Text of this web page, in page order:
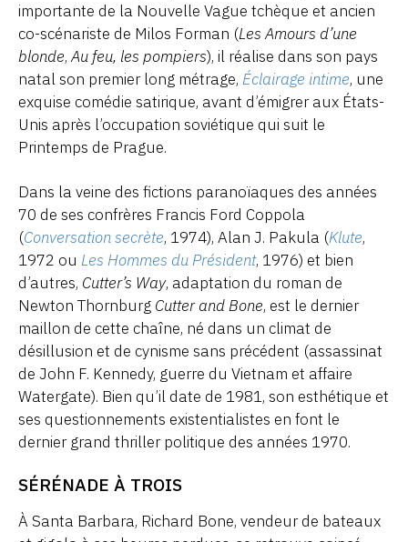
importante de la Nouvelle Vague tchèque et ancien
co-scénariste de Milos Forman (Les Amours d’une
blonde,Au feu, les pompiers), il réalise dans son pays
natal son premier long métrage, Éclairage intime, une
exquise comédie satirique, avant d’émigrer aux États-
Unis après l’occupation soviétique qui suit le
Printemps de Prague.
Dans la veine des fictions paranoïaques des années
70 de ses confrères Francis Ford Coppola
(Conversation secrète, 1974), Alan J. Pakula (Klute,
1972 ou Les Hommes du Président, 1976) et bien
d’autres, Cutter’s Way, adaptation du roman de
Newton Thornburg Cutter and Bone, est le dernier
maillon de cette chaîne, né dans un climat de
désillusion et de cynisme sans précédent (assassinat
de John F. Kennedy, guerre du Vietnam et affaire
Watergate). Bien qu’il date de 1981, son esthétique et
ses questionnements existentialistes en font le
dernier grand thriller politique des années 1970.
SÉRÉNADE À TROIS
À Santa Barbara, Richard Bone, vendeur de bateaux